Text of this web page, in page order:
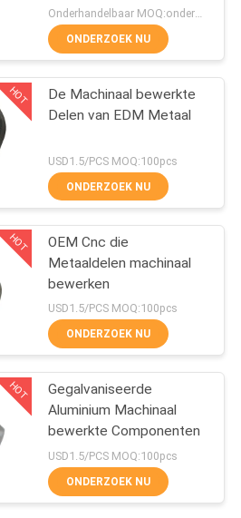
Klem van
167
de
76
bewerkte Delen Diepe
Tekening
ONDERZOEK NU
HOT
De Machinaal bewerkte
Delen van EDM Metaal
USD1.5/PCS MOQ:100pcs
ONDERZOEK NU
HOT
OEM Cnc die
Metaaldelen machinaal
bewerken
USD1.5/PCS MOQ:100pcs
ONDERZOEK NU
HOT
Gegalvaniseerde
Aluminium Machinaal
bewerkte Componenten
USD1.5/PCS MOQ:100pcs
ONDERZOEK NU